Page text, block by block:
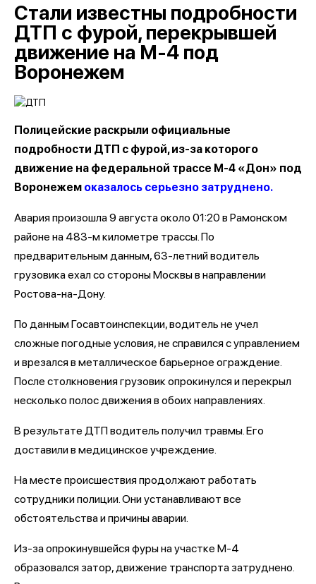
Стали известны подробности
ДТП с фурой, перекрывшей
движение на М-4 под
Воронежем
Полицейские раскрыли официальные
подробности ДТП с фурой, из-за которого
движение на федеральной трассе М-4 «Дон» под
Воронежем оказалось серьезно затруднено.
Авария произошла 9 августа около 01:20 в Рамонском
районе на 483-м километре трассы. По
предварительным данным, 63-летний водитель
грузовика ехал со стороны Москвы в направлении
Ростова-на-Дону.
По данным Госавтоинспекции, водитель не учел
сложные погодные условия, не справился с управлением
и врезался в металлическое барьерное ограждение.
После столкновения грузовик опрокинулся и перекрыл
несколько полос движения в обоих направлениях.
В результате ДТП водитель получил травмы. Его
доставили в медицинское учреждение.
На месте происшествия продолжают работать
сотрудники полиции. Они устанавливают все
обстоятельства и причины аварии.
Из-за опрокинувшейся фуры на участке М-4
образовался затор, движение транспорта затруднено.